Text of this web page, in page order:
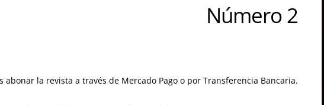
Número 2
abonar la revista a través de Mercado Pago o por Transferencia Bancaria.